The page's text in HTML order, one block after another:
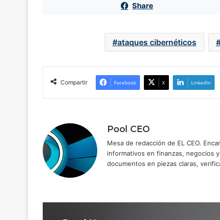
Share
ataques cibernéticos
Compartir Facebook X LinkedIn
Pool CEO
Mesa de redacción de EL CEO.
informativos en finanzas, negocios
documentos en piezas claras,